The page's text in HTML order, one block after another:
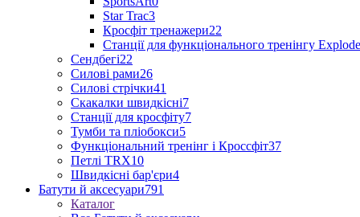
Star Trac3
Кросфіт тренажери22
Станції для функціонального тренінгу Explode
Сендбегі22
Силові рами26
Силові стрічки41
Скакалки швидкісні7
Станції для кросфіту7
Тумби та пліобокси5
Функціональний тренінг і Кроссфіт37
Петлі TRX10
Швидкісні бар'єри4
Батути й аксесуари791
Каталог